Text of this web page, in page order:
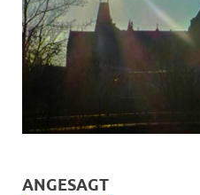
ANGESAGT